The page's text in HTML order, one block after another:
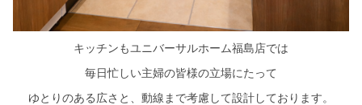
キッチンもユニバーサルホーム福島店では
毎日忙しい主婦の皆様の立場にたって
ゆとりのある広さと、動線まで考慮して設計しております。